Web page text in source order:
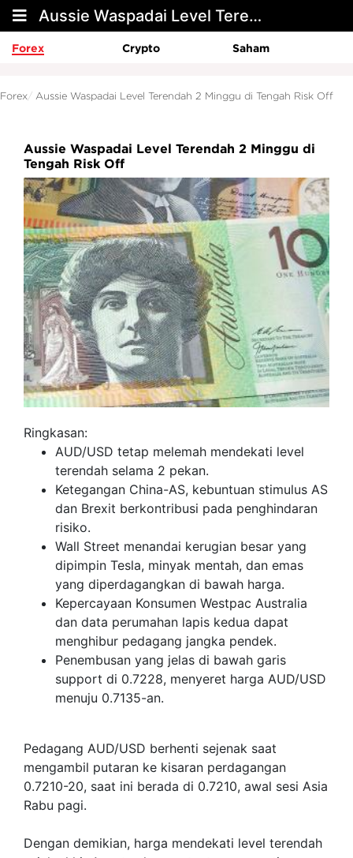
Aussie Waspadai Level Terendah 2 Minggu di Tengah Risk Off
Forex Crypto Saham
Forex Aussie Waspadai Level Terendah 2 Minggu di Tengah Risk Off
Aussie Waspadai Level Terendah 2 Minggu di
Tengah Risk Off
Ringkasan:
AUD/USD tetap melemah mendekati level
terendah selama 2 pekan.
Ketegangan China-AS, kebuntuan stimulus AS
dan Brexit berkontribusi pada penghindaran
risiko.
Wall Street menandai kerugian besar yang
dipimpin Tesla, minyak mentah, dan emas
yang diperdagangkan di bawah harga.
Kepercayaan Konsumen Westpac Australia
dan data perumahan lapis kedua dapat
menghibur pedagang jangka pendek.
Penembusan yang jelas di bawah garis
support di 0.7228, menyeret harga AUD/USD
menuju 0.7135-an.
Pedagang AUD/USD berhenti sejenak saat
mengambil putaran ke kisaran perdagangan
0.7210-20, saat ini berada di 0.7210, awal sesi Asia
Rabu pagi.
Dengan demikian, harga mendekati level terendah